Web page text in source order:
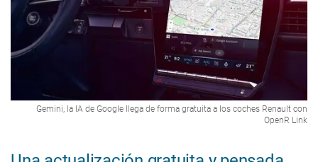
Gemini, la IA de Google llega de forma gratuita a los coches Renault con
OpenR Link